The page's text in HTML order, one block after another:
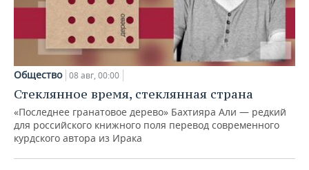
Общество 08 авг, 00:00
Стеклянное время, стеклянная страна
«Последнее гранатовое дерево» Бахтияра Али — редкий
для российского книжного поля перевод современного
курдского автора из Ирака